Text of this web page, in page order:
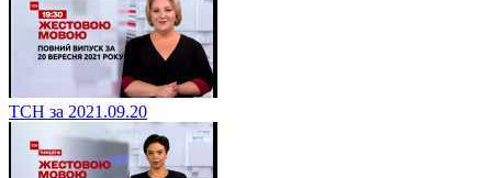
ТСН за 2021.09.20